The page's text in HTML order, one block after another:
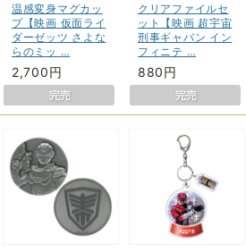
温感変身マグカッ
プ【映画 仮面ライ
ダーゼッツ さよな
らのミッ …
2,700円
クリアファイルセ
ット【映画 超宇宙
刑事ギャバン イン
フィニテ …
880円